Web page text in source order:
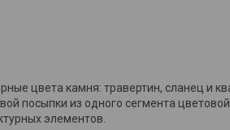
цвета камня: травертин, сланец и
посыпки из одного сегмента
элементов.